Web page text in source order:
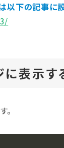
下の記事に設
表示す
。